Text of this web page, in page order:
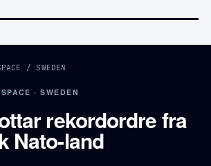
/ SWEDEN
· SWEDEN
rekordordre fra
Nato-land